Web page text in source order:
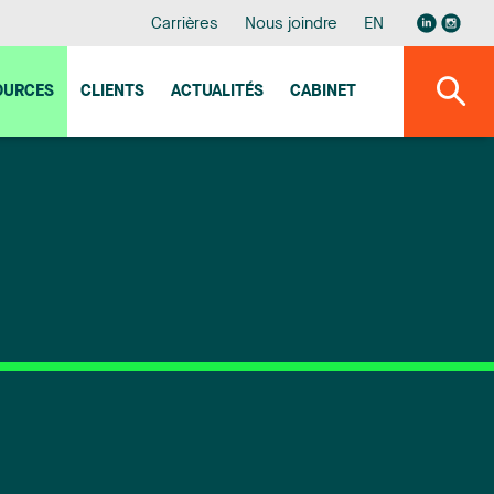
Carrières Nous joindre EN
CLIENTS ACTUALITÉS CABINET